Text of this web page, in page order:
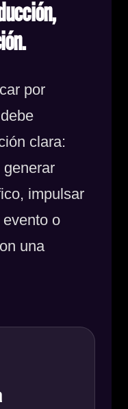
por
clara:
impulsar
o
una